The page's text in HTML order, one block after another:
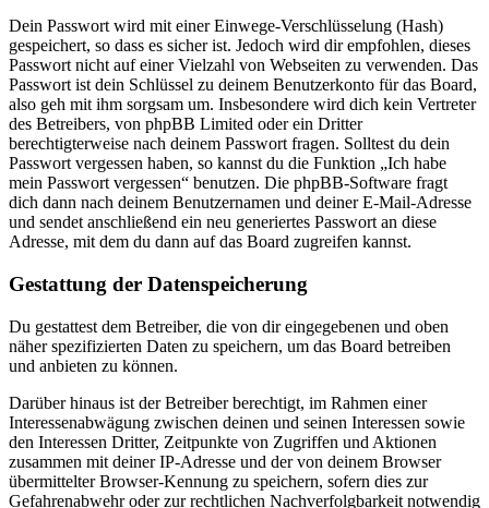
Dein Passwort wird mit einer Einwege-Verschlüsselung (Hash)
gespeichert, so dass es sicher ist. Jedoch wird dir empfohlen, dieses
Passwort nicht auf einer Vielzahl von Webseiten zu verwenden. Das
Passwort ist dein Schlüssel zu deinem Benutzerkonto für das Board,
also geh mit ihm sorgsam um. Insbesondere wird dich kein Vertreter
des Betreibers, von phpBB Limited oder ein Dritter
berechtigterweise nach deinem Passwort fragen. Solltest du dein
Passwort vergessen haben, so kannst du die Funktion „Ich habe
mein Passwort vergessen“ benutzen. Die phpBB-Software fragt
dich dann nach deinem Benutzernamen und deiner E-Mail-Adresse
und sendet anschließend ein neu generiertes Passwort an diese
Adresse, mit dem du dann auf das Board zugreifen kannst.
Gestattung der Datenspeicherung
Du gestattest dem Betreiber, die von dir eingegebenen und oben
näher spezifizierten Daten zu speichern, um das Board betreiben
und anbieten zu können.
Darüber hinaus ist der Betreiber berechtigt, im Rahmen einer
Interessenabwägung zwischen deinen und seinen Interessen sowie
den Interessen Dritter, Zeitpunkte von Zugriffen und Aktionen
zusammen mit deiner IP-Adresse und der von deinem Browser
übermittelter Browser-Kennung zu speichern, sofern dies zur
Gefahrenabwehr oder zur rechtlichen Nachverfolgbarkeit notwendig